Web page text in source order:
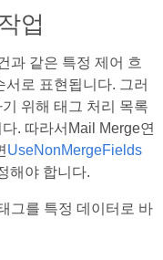
업
과 같은 특정 제어 흐
로 표현됩니다. 그러
위해 태그 처리 목록
. 따라서Mail Merge연
UseNonMergeFields
해야 합니다.
그를 특정 데이터로 바